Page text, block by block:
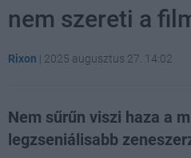
nem szereti a
Rixon | 2025 augusztus 27. 14:02
Nem sűrűn viszi haza a
legzseniálisabb